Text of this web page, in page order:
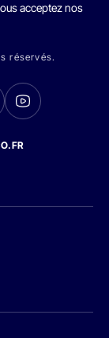
acceptez nos
réservés.